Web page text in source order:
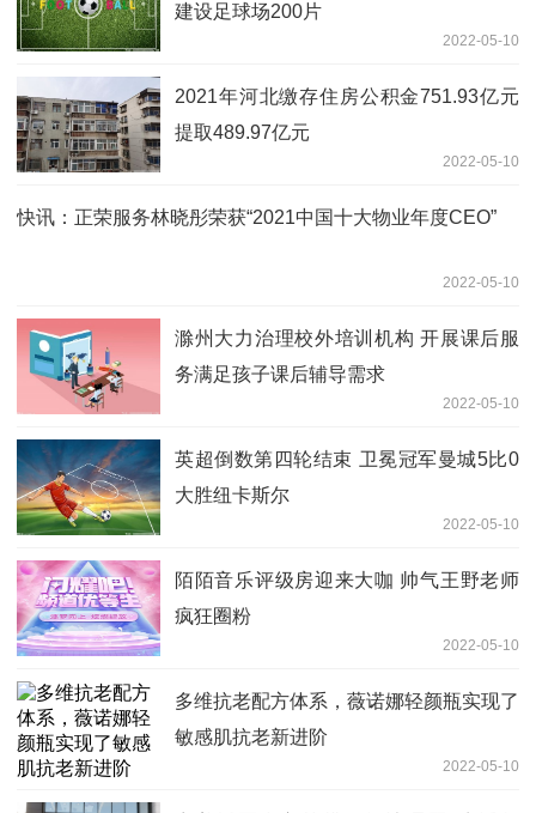
建设足球场200片
2022-05-10
2021年河北缴存住房公积金751.93亿元
提取489.97亿元
2022-05-10
快讯：正荣服务林晓彤荣获“2021中国十大物业年度CEO”
2022-05-10
滁州大力治理校外培训机构 开展课后服
务满足孩子课后辅导需求
2022-05-10
英超倒数第四轮结束 卫冕冠军曼城5比0
大胜纽卡斯尔
2022-05-10
陌陌音乐评级房迎来大咖 帅气王野老师
疯狂圈粉
2022-05-10
多维抗老配方体系，薇诺娜轻颜瓶实现了
敏感肌抗老新进阶
2022-05-10